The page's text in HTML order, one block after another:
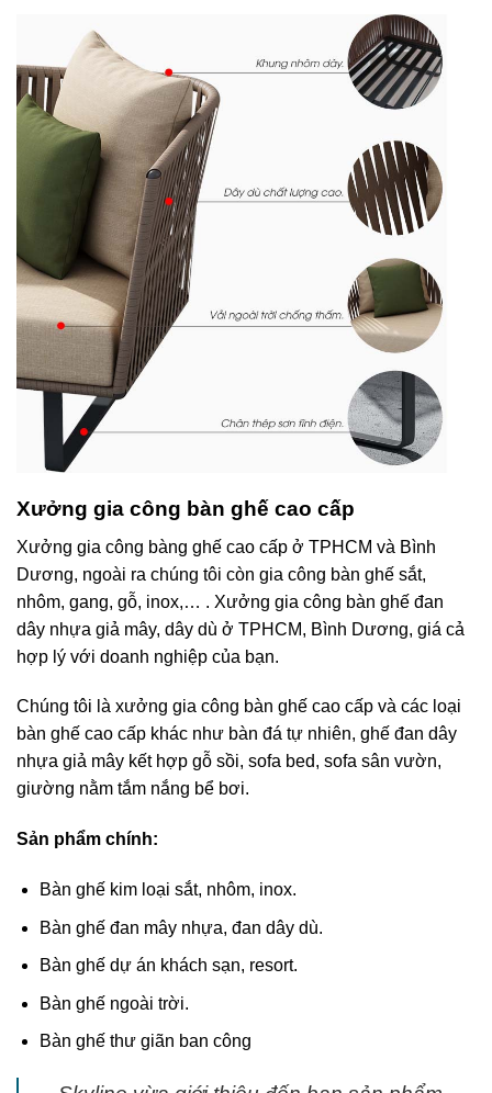
Xưởng gia công bàn ghế cao cấp
Xưởng gia công bàng ghế cao cấp ở TPHCM và Bình
Dương, ngoài ra chúng tôi còn gia công bàn ghế sắt,
nhôm, gang, gỗ, inox,… . Xưởng gia công bàn ghế đan
dây nhựa giả mây, dây dù ở TPHCM, Bình Dương, giá cả
hợp lý với doanh nghiệp của bạn.
Chúng tôi là xưởng gia công bàn ghế cao cấp và các loại
bàn ghế cao cấp khác như bàn đá tự nhiên, ghế đan dây
nhựa giả mây kết hợp gỗ sồi, sofa bed, sofa sân vườn,
giường nằm tắm nắng bể bơi.
Sản phẩm chính:
Bàn ghế kim loại sắt, nhôm, inox.
Bàn ghế đan mây nhựa, đan dây dù.
Bàn ghế dự án khách sạn, resort.
Bàn ghế ngoài trời.
Bàn ghế thư giãn ban công